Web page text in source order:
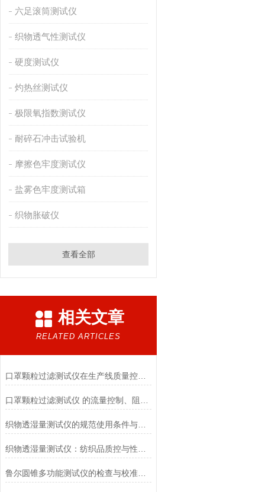
六足滚筒测试仪
织物透气性测试仪
硬度测试仪
灼热丝测试仪
极限氧指数测试仪
耐碎石冲击试验机
摩擦色牢度测试仪
盐雾色牢度测试箱
织物胀破仪
查看全部
相关文章
RELATED ARTICLES
口罩颗粒过滤测试仪在生产线质量控制与研发筛选中的实战价值
织物透湿量测试仪的规范使用条件与数据保障前提
鲁尔圆锥多功能测试仪的检查与校准流程